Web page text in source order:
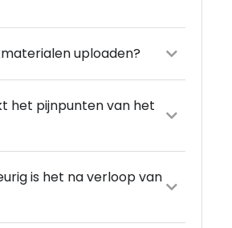
uploaden?
het pijnpunten van het
is het na verloop van